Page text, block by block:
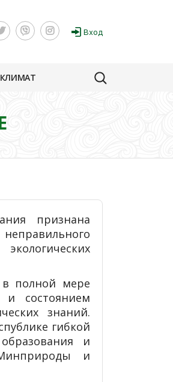
Вход
КЛИМАТ
признана
в полной мере
и состоянием
знаний.
гибкой
и
и